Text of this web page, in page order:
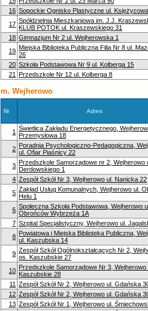
16 Sopockie Ognisko Plastyczne ul.
17 Spółdzielnia Mieszkaniowa im. J.J.
KLUB POTOK ul. Kraszewskiego 31
18 Gimnazjum Nr 2 ul. Wejherowska 1
19 Miejska Biblioteka Publiczna Filia Nr 8 ul.
26
20 Szkoła Podstawowa Nr 9 ul. Kolberga 15
21
Przedszkole Nr 12 ul. Kolberga 8
m. Wejherowo
Nr Adres
1 Świetlica Zakładu Energetycznego,
Przemysłowa 18
2 Poradnia Psychologiczno-Pedagogiczna,
ul. Ofiar Piaśnicy 22
3 Przedszkole Samorządowe nr 2, Wejherowo
Derdowskiego 1
4 Zespół Szkół Nr 3, Wejherowo ul. Nanicka 22
5 Zakład Usług Komunalnych, Wejherowo ul.
Helu 1
6 Społeczna Szkoła Podstawowa, Wejherowo
Obrońców Wybrzeża 1A
7 Szpital Specjalistyczny, Wejherowo ul.
8 Powiatowa i Miejska Biblioteka Publiczna,
ul. Kaszubska 14
9 Zespół Szkół Ogólnokształcących Nr 2,
os. Kaszubskie 27
10 Przedszkole Samorządowe Nr 3, Wejherowo
Kaszubskie 28
11 Zespół Szkół Nr 2, Wejherowo ul. Gdańska
12 Zespół Szkół Nr 2, Wejherowo ul. Gdańska
13 Zespół Szkół Nr 1, Wejherowo ul.